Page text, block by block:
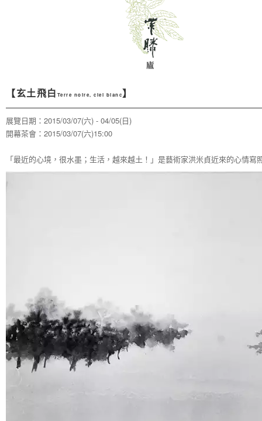
【玄土飛白 Terre noire, ciel blanc】
展覽日期：2015/03/07(六) - 04/05(日)
開幕茶會：2015/03/07(六)15:00
「最近的心境，很水墨；生活，越來越土！」是藝術家洪米貞近來的心情寫